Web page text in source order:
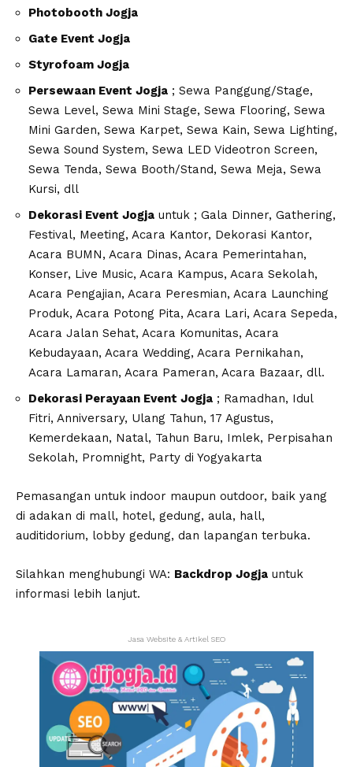
Photobooth Jogja
Gate Event Jogja
Styrofoam Jogja
Persewaan Event Jogja ; Sewa Panggung/Stage,
Sewa Level, Sewa Mini Stage, Sewa Flooring, Sewa
Mini Garden, Sewa Karpet, Sewa Kain, Sewa Lighting,
Sewa Sound System, Sewa LED Videotron Screen,
Sewa Tenda, Sewa Booth/Stand, Sewa Meja, Sewa
Kursi, dll
Dekorasi Event Jogja untuk ; Gala Dinner, Gathering,
Festival, Meeting, Acara Kantor, Dekorasi Kantor,
Acara BUMN, Acara Dinas, Acara Pemerintahan,
Konser, Live Music, Acara Kampus, Acara Sekolah,
Acara Pengajian, Acara Peresmian, Acara Launching
Produk, Acara Potong Pita, Acara Lari, Acara Sepeda,
Acara Jalan Sehat, Acara Komunitas, Acara
Kebudayaan, Acara Wedding, Acara Pernikahan,
Acara Lamaran, Acara Pameran, Acara Bazaar, dll.
Dekorasi Perayaan Event Jogja ; Ramadhan, Idul
Fitri, Anniversary, Ulang Tahun, 17 Agustus,
Kemerdekaan, Natal, Tahun Baru, Imlek, Perpisahan
Sekolah, Promnight, Party di Yogyakarta
Pemasangan untuk indoor maupun outdoor, baik yang
di adakan di mall, hotel, gedung, aula, hall,
auditidorium, lobby gedung, dan lapangan terbuka.
Silahkan menghubungi WA: Backdrop Jogja untuk
informasi lebih lanjut.
Jasa Website & Artikel SEO